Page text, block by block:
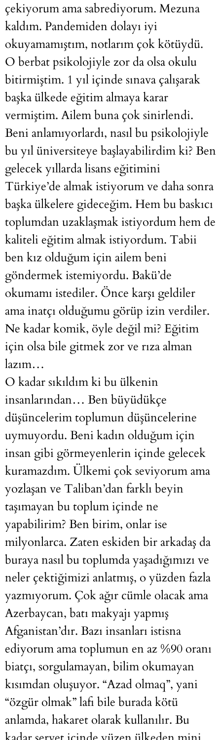
çekiyorum ama sabrediyorum. Mezuna
kaldım. Pandemiden dolayı iyi
okuyamamıştım, notlarım çok kötüydü.
O berbat psikolojiyle zor da olsa okulu
bitirmiştim. 1 yıl içinde sınava çalışarak
başka ülkede eğitim almaya karar
vermiştim. Ailem buna çok sinirlendi.
Beni anlamıyorlardı, nasıl bu psikolojiyle
bu yıl üniversiteye başlayabilirdim ki? Ben
gelecek yıllarda lisans eğitimini
Türkiye’de almak istiyorum ve daha sonra
başka ülkelere gideceğim. Hem bu baskıcı
toplumdan uzaklaşmak istiyordum hem de
kaliteli eğitim almak istiyordum. Tabii
ben kız olduğum için ailem beni
göndermek istemiyordu. Bakü’de
okumamı istediler. Önce karşı geldiler
ama inatçı olduğumu görüp izin verdiler.
Ne kadar komik, öyle değil mi? Eğitim
için olsa bile gitmek zor ve rıza alman
lazım…
O kadar sıkıldım ki bu ülkenin
insanlarından… Ben büyüdükçe
düşüncelerim toplumun düşüncelerine
uymuyordu. Beni kadın olduğum için
insan gibi görmeyenlerin içinde gelecek
kuramazdım. Ülkemi çok seviyorum ama
yozlaşan ve Taliban’dan farklı beyin
taşımayan bu toplum içinde ne
yapabilirim? Ben birim, onlar ise
milyonlarca. Zaten eskiden bir arkadaş da
buraya nasıl bu toplumda yaşadığımızı ve
neler çektiğimizi anlatmış, o yüzden fazla
yazmıyorum. Çok ağır cümle olacak ama
Azerbaycan, batı makyajı yapmış
Afganistan’dır. Bazı insanları istisna
ediyorum ama toplumun en az %90 oranı
biatçı, sorgulamayan, bilim okumayan
kısımdan oluşuyor. “Azad olmaq”, yani
“özgür olmak” lafı bile burada kötü
anlamda, hakaret olarak kullanılır. Bu